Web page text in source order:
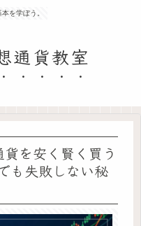
を学ぼう。
通貨教室
貨を安く賢く買う
も失敗しない秘